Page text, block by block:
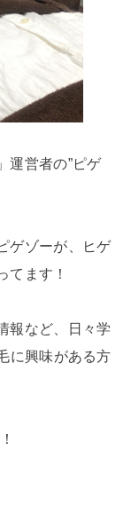
運営者の”ピゲ
ゲゾーが、ヒゲ
てます！
報など、日々学
に興味がある方